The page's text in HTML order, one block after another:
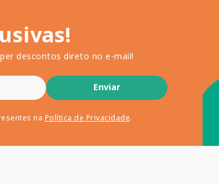
descontos direto no e-mail!
Enviar
na Política de Privacidade.